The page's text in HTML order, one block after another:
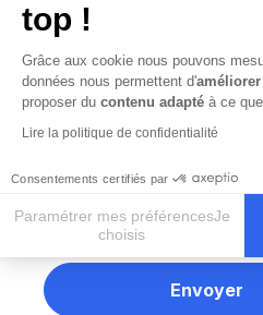
top !
Grâce aux cookie nous pouvons
données nous permettent d'
proposer du contenu adapté à ce
Lire la politique de confidentialité
Consentements certifiés par
Paramétrer mes préférencesJe
choisis
Axeptio consent
Plateforme de Gestion du
Notre plateforme vous permet
En cochant cette case,